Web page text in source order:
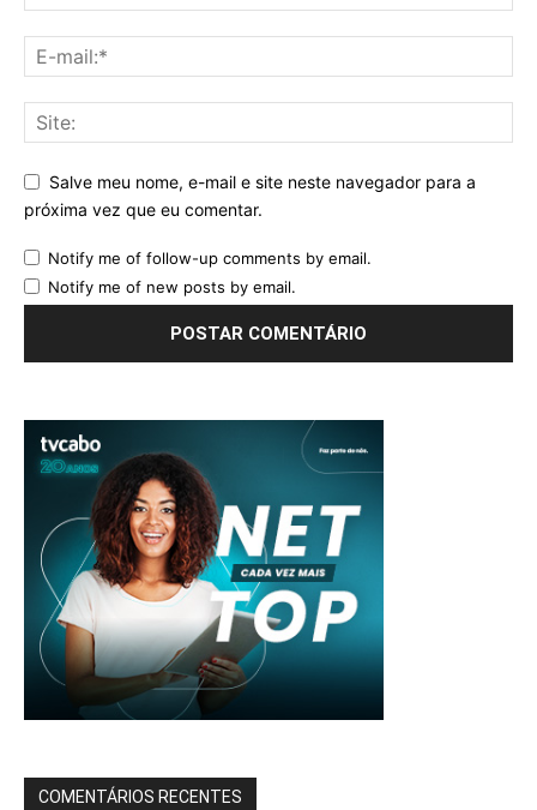
Salve meu nome, e-mail e site neste navegador para a
próxima vez que eu comentar.
Notify me of follow-up comments by email.
Notify me of new posts by email.
COMENTÁRIOS RECENTES